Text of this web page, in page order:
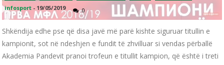
infosport - 19/05/2019 0
Shkëndija edhe pse që disa javë më parë kishte siguruar titullin e
kampionit, sot në ndeshjen e fundit të zhvilluar si vendas përballë
Akademia Pandevit pranoi trofeun e titullit kampion, që është i treti